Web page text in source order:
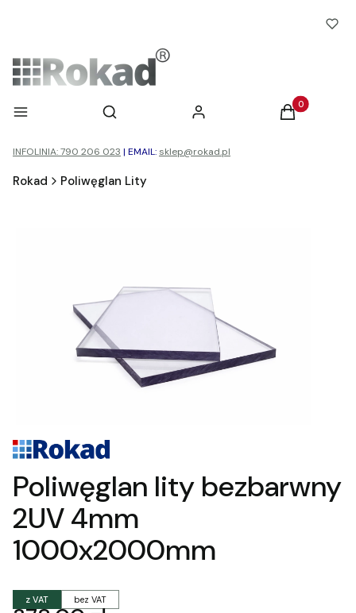
Menu Otwórz wyszukiwarkę
Szukaj Zaloguj się Produkty w
Koszyk
INFOLINIA: 790 206 023 | EMAIL: sklep@rokad.pl
Rokad Poliwęglan Lity
Poliwęglan lity bezbarwny
2UV 4mm
1000x2000mm
z VAT bez VAT